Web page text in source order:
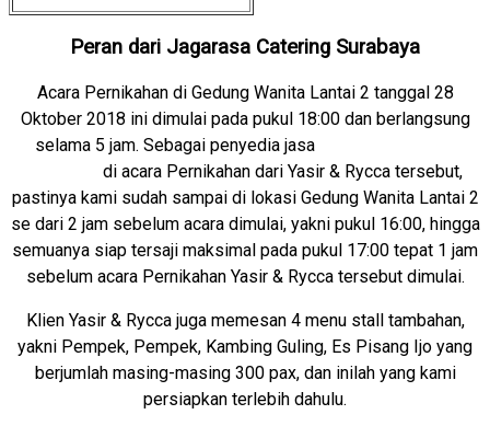
Peran dari Jagarasa Catering Surabaya
Acara Pernikahan di Gedung Wanita Lantai 2 tanggal 28
Oktober 2018 ini dimulai pada pukul 18:00 dan berlangsung
selama 5 jam. Sebagai penyedia jasa
di acara Pernikahan dari Yasir & Rycca tersebut,
pastinya kami sudah sampai di lokasi Gedung Wanita Lantai 2
se dari 2 jam sebelum acara dimulai, yakni pukul 16:00, hingga
semuanya siap tersaji maksimal pada pukul 17:00 tepat 1 jam
sebelum acara Pernikahan Yasir & Rycca tersebut dimulai.
Klien Yasir & Rycca juga memesan 4 menu stall tambahan,
yakni Pempek, Pempek, Kambing Guling, Es Pisang Ijo yang
berjumlah masing-masing 300 pax, dan inilah yang kami
persiapkan terlebih dahulu.